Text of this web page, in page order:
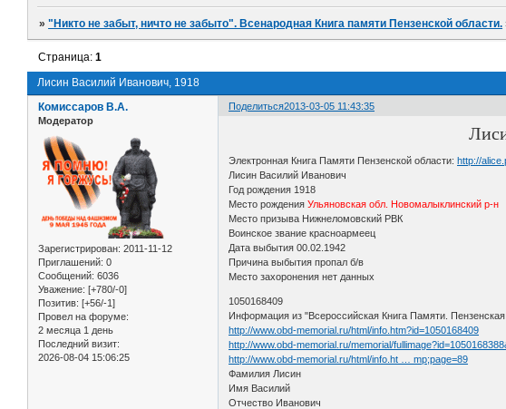
»"Никто не забыт, ничто не забыто". Всенародная Книга памяти Пензенской области.
Лисин Василий Иванович, 1918
Страница:1
Поделиться2013-03-05 11:43:35
Комиссаров В.А.
Модератор
Зарегистрирован: 2011-11-12
Приглашений: 0
Сообщений: 6036
Уважение: [+780/-0]
Позитив: [+56/-1]
Провел на форуме:
2 месяца 1 день
Последний визит:
2026-08-04 15:06:25
Электронная Книга Памяти Пензенской области:http://
Лисин Василий Иванович
Год рождения 1918
Место рожденияУльяновская обл. Новомалыклинский р-н
Место призыва Hижнеломовский РВК
Воинское звание красноармеец
Дата выбытия 00.02.1942
Причина выбытия пропал б/в
Место захоронения нет данных
1050168409
Информация из "Всероссийская Книга Памяти.
http://www.obd-memorial.ru/html/info.htm?id=1050168409
http://www.obd-memorial.ru/memorial/
http://www.obd-memorial.ru/html/info.ht … mp;page=89
Фамилия Лисин
Имя Василий
Отчество Иванович